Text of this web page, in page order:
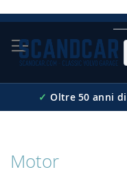
Skip
Content
✓ Oltre 50 anni
Motor